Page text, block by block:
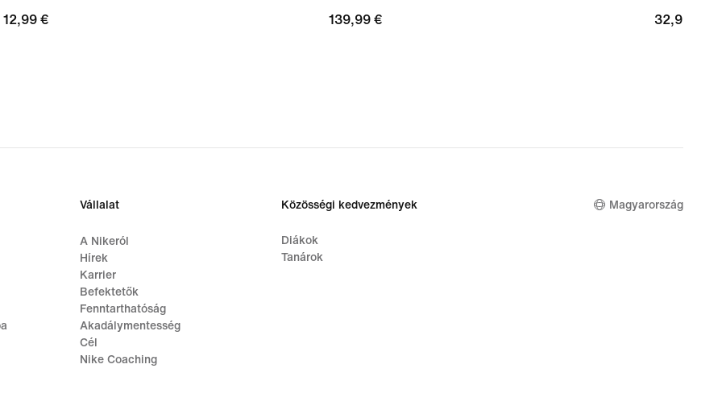
12,99
12,99 €
139,99
139,99 €
32,99
32,99 €
Vállalat
A Nikeról
Hírek
Karrier
Befektetők
Fenntarthatóság
Akadálymentesség
Cél
Nike Coaching
Közösségi kedvezmények
Diákok
Tanárok
Magyarország